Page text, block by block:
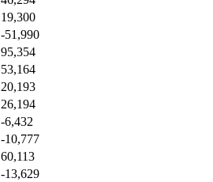
19,300
-51,990
95,354
53,164
20,193
26,194
-6,432
-10,777
60,113
-13,629